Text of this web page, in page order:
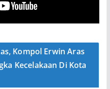
Kompol Erwin Aras
Kecelakaan Di Kota